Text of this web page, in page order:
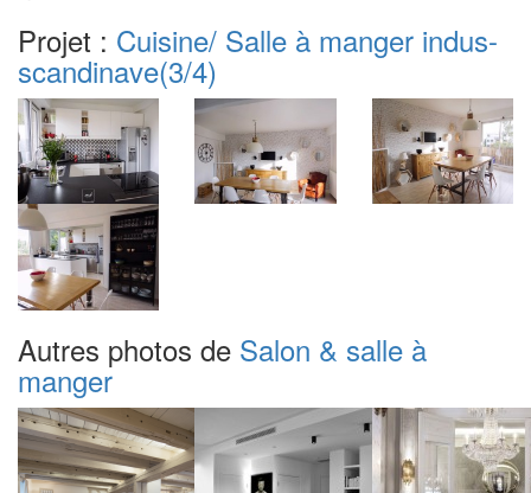
Projet : Cuisine/ Salle à manger indus-
scandinave(3/4)
Autres photos de Salon & salle à
manger